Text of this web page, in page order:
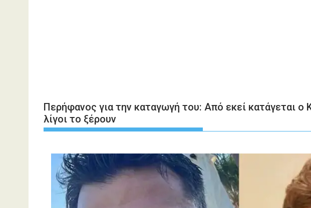
Περήφανος για την καταγωγή του: Από εκεί κατάγεται ο
λίγοι το ξέρουν